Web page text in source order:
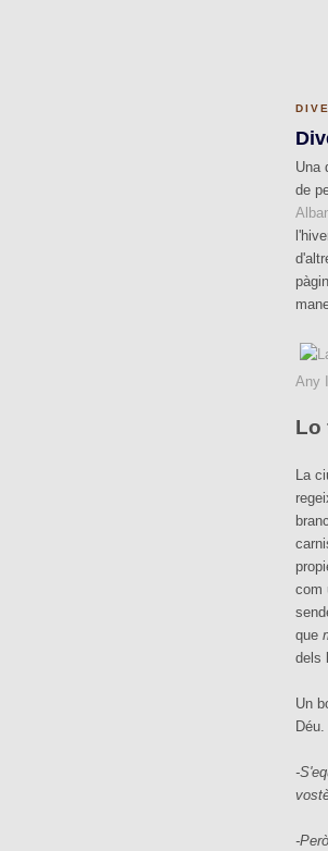
Una
de
Any
Lo
La
com
que
dels
Un
Déu.
-
-